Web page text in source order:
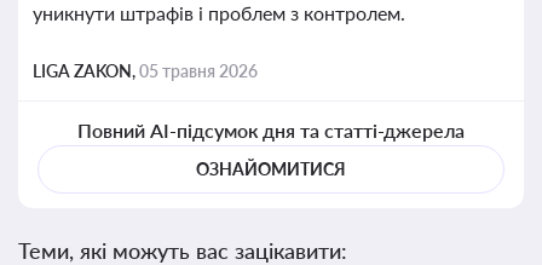
уникнути штрафів і проблем з контролем.
LIGA ZAKON,05 травня 2026
Повний AI-підсумок дня та статті-джерела
ОЗНАЙОМИТИСЯ
Теми, які можуть вас зацікавити: